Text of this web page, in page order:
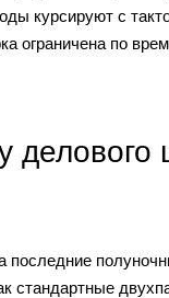
курсируют с
ограничена по
делового
последние
стандартные